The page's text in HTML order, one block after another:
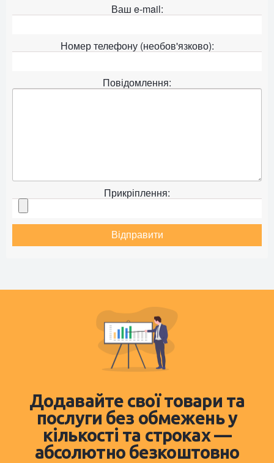
Ваш e-mail:
Номер телефону (необов'язково):
Повідомлення:
Прикріплення:
Відправити
Додавайте свої товари та
послуги без обмежень у
кількості та строках —
абсолютно безкоштовно